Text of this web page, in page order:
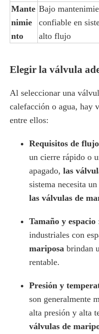
Mante
nimie
nto
Bajo
confiable en
alto flujo
Elegir la válvula
Al seleccionar una
calefacción o agua, hay
entre ellos:
Requisitos de flujo
un cierre rápido o
apagado, las
sistema necesita
las válvulas de
Tamaño y espacio
industriales con
mariposa brindan
rentable.
Presión y
son generalmente
alta presión y alta
válvulas de